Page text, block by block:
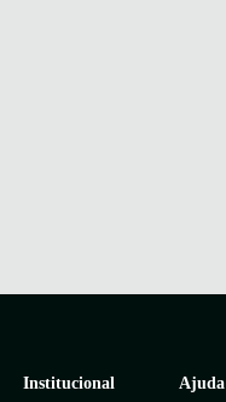
Institucional
Ajuda